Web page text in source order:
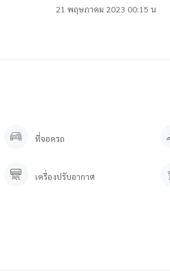
21 พฤษภาคม 2023 00:15 น
ที่จอดรถ
เครื่องปรับอากาศ